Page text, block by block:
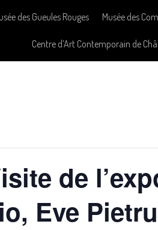
des Gueules Rouges Musée des
Centre d’Art Contemporain de
de
Eve